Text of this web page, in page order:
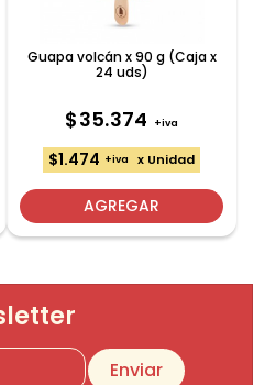
Guapa volcán x 90 g (Caja x
24 uds)
$35.374 +iva
$1.474 +iva x Unidad
AGREGAR
Enviar